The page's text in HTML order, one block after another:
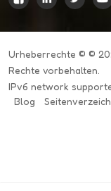
Urheberrechte © ©
Rechte vorbehalten.
IPv6 network
Blog